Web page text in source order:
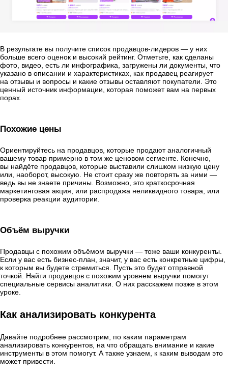
В результате вы получите список продавцов-лидеров — у них
больше всего оценок и высокий рейтинг. Отметьте, как сделаны
фото, видео, есть ли инфографика, загружены ли документы, что
указано в описании и характеристиках, как продавец реагирует
на отзывы и вопросы и какие отзывы оставляют покупатели. Это
ценный источник информации, которая поможет вам на первых
порах.
Похожие цены
Ориентируйтесь на продавцов, которые продают аналогичный
вашему товар примерно в том же ценовом сегменте. Конечно,
вы найдёте продавцов, которые выставили слишком низкую цену
или, наоборот, высокую. Не стоит сразу же повторять за ними —
ведь вы не знаете причины. Возможно, это краткосрочная
маркетинговая акция, или распродажа неликвидного товара, или
проверка реакции аудитории.
Объём выручки
Продавцы с похожим объёмом выручки — тоже ваши конкуренты.
Если у вас есть бизнес-план, значит, у вас есть конкретные цифры,
к которым вы будете стремиться. Пусть это будет отправной
точкой. Найти продавцов с похожим уровнем выручки помогут
специальные сервисы аналитики. О них расскажем позже в этом
уроке.
Как анализировать конкурента
Давайте подробнее рассмотрим, по каким параметрам
анализировать конкурентов, на что обращать внимание и какие
инструменты в этом помогут. А также узнаем, к каким выводам это
может привести.